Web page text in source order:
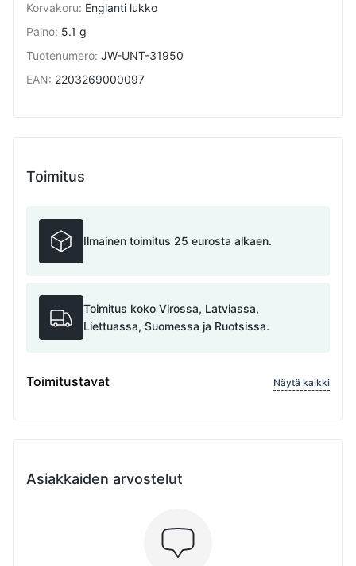
Korvakoru: Englanti lukko
Paino: 5.1 g
Tuotenumero: JW-UNT-31950
EAN: 2203269000097
Toimitus
Ilmainen toimitus 25 eurosta alkaen.
Toimitus koko Virossa, Latviassa,
Liettuassa, Suomessa ja Ruotsissa.
Toimitustavat Näytä kaikki
Asiakkaiden arvostelut